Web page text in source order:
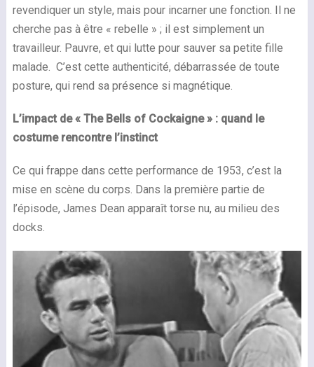
revendiquer un style, mais pour incarner une fonction. Il ne
cherche pas à être « rebelle » ; il est simplement un
travailleur. Pauvre, et qui lutte pour sauver sa petite fille
malade. C’est cette authenticité, débarrassée de toute
posture, qui rend sa présence si magnétique.
L’impact de « The Bells of Cockaigne » : quand le
costume rencontre l’instinct
Ce qui frappe dans cette performance de 1953, c’est la
mise en scène du corps. Dans la première partie de
l’épisode, James Dean apparaît torse nu, au milieu des
docks.